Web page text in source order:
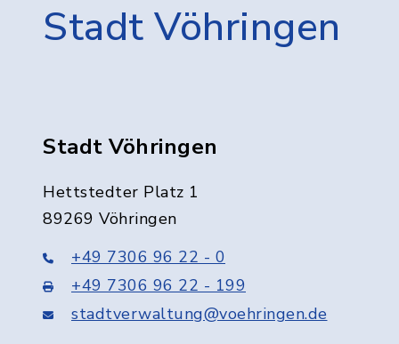
Stadt Vöhringen
Stadt Vöhringen
Hettstedter Platz 1
89269 Vöhringen
+49 7306 96 22 - 0
+49 7306 96 22 - 199
stadtverwaltung@voehringen.de